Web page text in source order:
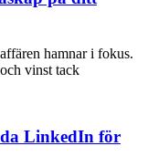
hamnar i fokus.
vinst tack
LinkedIn för